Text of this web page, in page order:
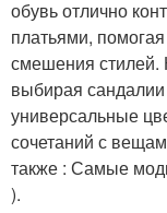
обувь отлично
платьями,
смешения стилей.
выбирая
универсальные
сочетаний с
также : Самые
).